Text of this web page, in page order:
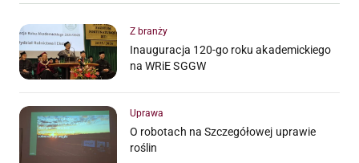
Z branży
Inauguracja 120-go roku akademickiego
na WRiE SGGW
Uprawa
O robotach na Szczegółowej uprawie
roślin